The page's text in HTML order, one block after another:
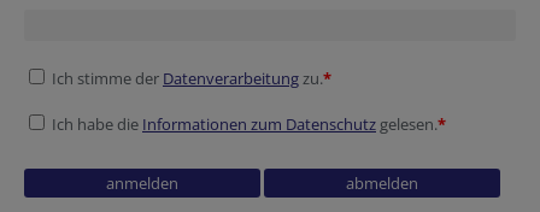
Ich stimme der Datenverarbeitungzu.*
Ich habe die Informationen zum Datenschutz gelesen.*